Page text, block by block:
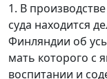
1. В
суда находится
Финляндии об
мать которого с
воспитании и